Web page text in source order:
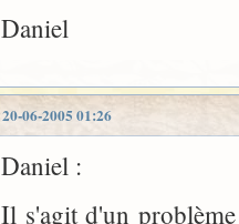
Daniel
20-06-2005 01:26
Daniel :
Il s'agit d'un